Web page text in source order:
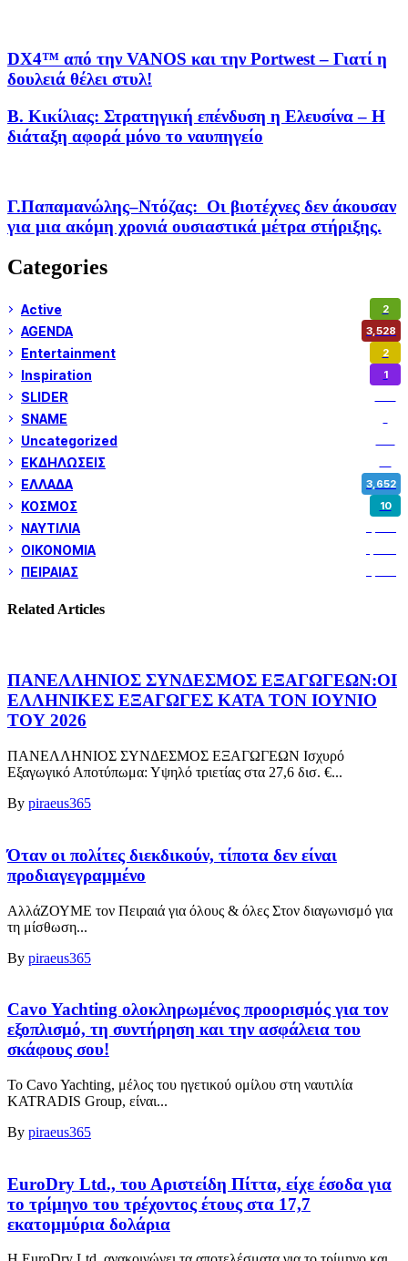
DX4™ από την VANOS και την Portwest – Γιατί η
δουλειά θέλει στυλ!
Β. Κικίλιας: Στρατηγική επένδυση η Ελευσίνα – Η
διάταξη αφορά μόνο το ναυπηγείο
Γ.Παπαμανώλης–Ντόζας: Οι βιοτέχνες δεν άκουσαν
για μια ακόμη χρονιά ουσιαστικά μέτρα στήριξης.
Categories
Active 2
AGENDA 3,528
Entertainment 2
Inspiration 1
SLIDER
SNAME
Uncategorized
ΕΚΔΗΛΩΣΕΙΣ
ΕΛΛΑΔΑ 3,652
ΚΟΣΜΟΣ 10
ΝΑΥΤΙΛΙΑ
ΟΙΚΟΝΟΜΙΑ
ΠΕΙΡΑΙΑΣ
Related Articles
ΠΑΝΕΛΛΗΝΙΟΣ ΣΥΝΔΕΣΜΟΣ ΕΞΑΓΩΓΕΩΝ:ΟΙ
ΕΛΛΗΝΙΚΕΣ ΕΞΑΓΩΓΕΣ ΚΑΤΑ ΤΟΝ ΙΟΥΝΙΟ
ΤΟΥ 2026
ΠΑΝΕΛΛΗΝΙΟΣ ΣΥΝΔΕΣΜΟΣ ΕΞΑΓΩΓΕΩΝ Ισχυρό
Εξαγωγικό Αποτύπωμα: Υψηλό τριετίας στα 27,6 δισ. €...
By piraeus365
Όταν οι πολίτες διεκδικούν, τίποτα δεν είναι
προδιαγεγραμμένο
ΑλλάΖΟΥΜΕ τον Πειραιά για όλους & όλες Στον διαγωνισμό για
τη μίσθωση...
By piraeus365
Cavo Yachting ολοκληρωμένος προορισμός για τον
εξοπλισμό, τη συντήρηση και την ασφάλεια του
σκάφους σου!
Το Cavo Yachting, μέλος του ηγετικού ομίλου στη ναυτιλία
KATRADIS Group, είναι...
By piraeus365
EuroDry Ltd., του Αριστείδη Πίττα, είχε έσοδα για
το τρίμηνο του τρέχοντος έτους στα 17,7
εκατομμύρια δολάρια